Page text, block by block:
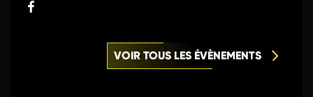
VOIR TOUS LES ÉVÈNEMENTS